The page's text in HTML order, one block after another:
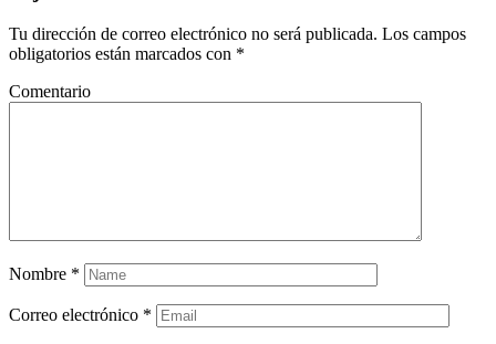
Tu dirección de correo electrónico no será publicada. Los campos
obligatorios están marcados con *
Comentario
Nombre *
Correo electrónico *